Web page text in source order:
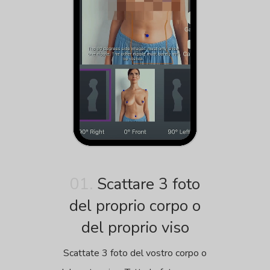
Scattare 3 foto
del proprio corpo o
del proprio viso
Scattate 3 foto del vostro corpo o